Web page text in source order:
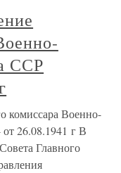
ССР
комиссара Военно-
26.08.1941 г В
Главного